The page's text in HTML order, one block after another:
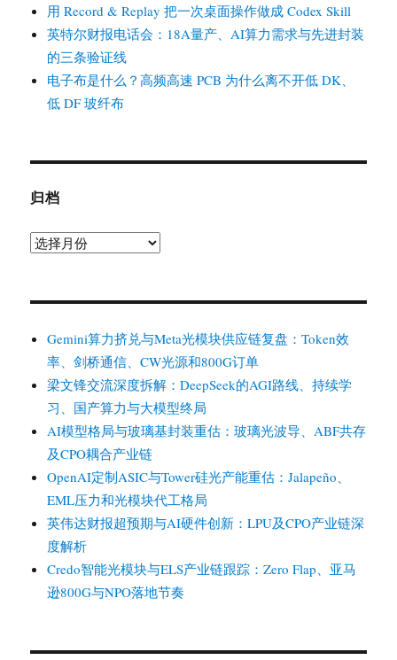
用 Record & Replay 把一次桌面操作做成 Codex Skill
英特尔财报电话会：18A量产、AI算力需求与先进封装
的三条验证线
电子布是什么？高频高速 PCB 为什么离不开低 DK、
低 DF 玻纤布
归档
归
Gemini算力挤兑与Meta光模块供应链复盘：Token效
率、剑桥通信、CW光源和800G订单
梁文锋交流深度拆解：DeepSeek的AGI路线、持续学
习、国产算力与大模型终局
AI模型格局与玻璃基封装重估：玻璃光波导、ABF共存
及CPO耦合产业链
OpenAI定制ASIC与Tower硅光产能重估：Jalapeño、
EML压力和光模块代工格局
英伟达财报超预期与AI硬件创新：LPU及CPO产业链深
度解析
Credo智能光模块与ELS产业链跟踪：Zero Flap、亚马
逊800G与NPO落地节奏